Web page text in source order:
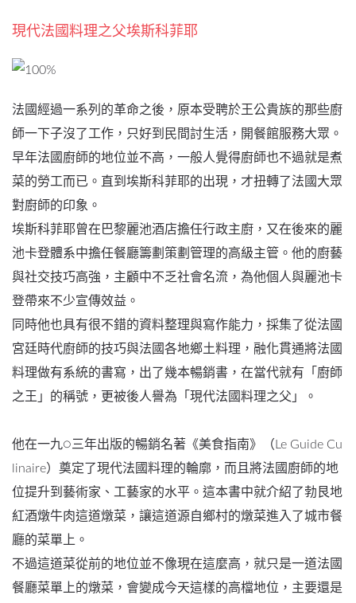
現代法國料理之父埃斯科菲耶
法國經過一系列的革命之後，原本受聘於王公貴族的那些廚
師一下子沒了工作，只好到民間討生活，開餐館服務大眾。
早年法國廚師的地位並不高，一般人覺得廚師也不過就是煮
菜的勞工而已。直到埃斯科菲耶的出現，才扭轉了法國大眾
對廚師的印象。
埃斯科菲耶曾在巴黎麗池酒店擔任行政主廚，又在後來的麗
池卡登體系中擔任餐廳籌劃策劃管理的高級主管。他的廚藝
與社交技巧高強，主顧中不乏社會名流，為他個人與麗池卡
登帶來不少宣傳效益。
同時他也具有很不錯的資料整理與寫作能力，採集了從法國
宮廷時代廚師的技巧與法國各地鄉土料理，融化貫通將法國
料理做有系統的書寫，出了幾本暢銷書，在當代就有「廚師
之王」的稱號，更被後人譽為「現代法國料理之父」。
他在一九○三年出版的暢銷名著《美食指南》（Le Guide Cu
linaire）奠定了現代法國料理的輪廓，而且將法國廚師的地
位提升到藝術家、工藝家的水平。這本書中就介紹了勃艮地
紅酒燉牛肉這道燉菜，讓這道源自鄉村的燉菜進入了城市餐
廳的菜單上。
不過這道菜從前的地位並不像現在這麼高，就只是一道法國
餐廳菜單上的燉菜，會變成今天這樣的高檔地位，主要還是